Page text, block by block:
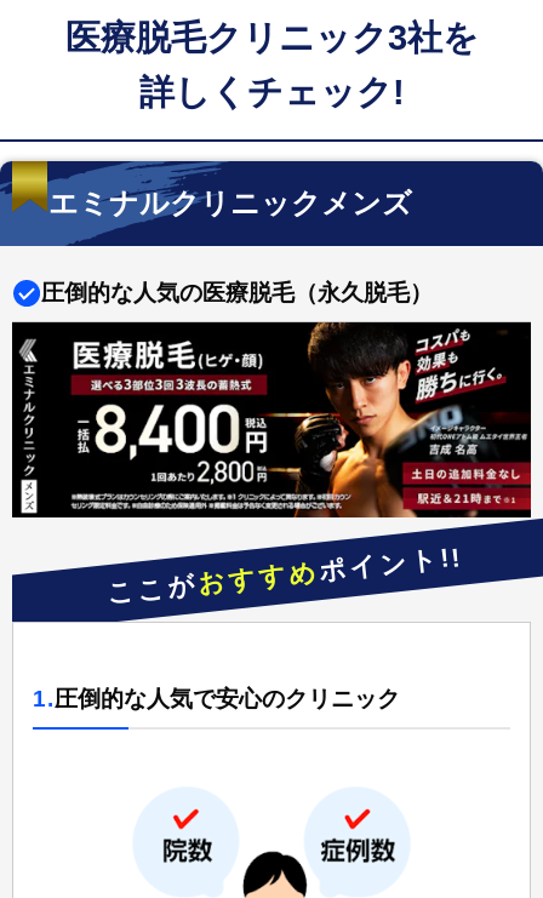
医療脱毛クリニック3社を
詳しくチェック!
エミナルクリニックメンズ
圧倒的な人気の医療脱毛（永久脱毛）
ここがおすすめポイント!!
1.圧倒的な人気で安心のクリニック